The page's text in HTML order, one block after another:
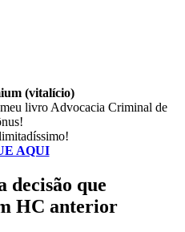
(vitalício)
livro Advocacia Criminal de
AQUI
decisão que
HC anterior